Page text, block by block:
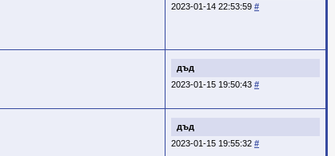
2023-01-14 22:53:59 #
дъд
2023-01-15 19:50:43 #
дъд
2023-01-15 19:55:32 #